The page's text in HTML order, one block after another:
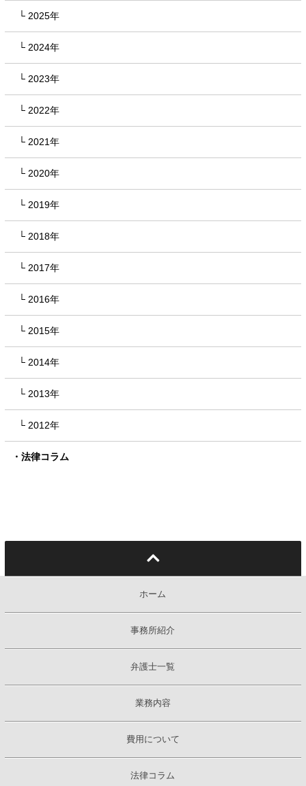
2025年
2024年
2023年
2022年
2021年
2020年
2019年
2018年
2017年
2016年
2015年
2014年
2013年
2012年
法律コラム
ホーム
事務所紹介
弁護士一覧
業務内容
費用について
法律コラム